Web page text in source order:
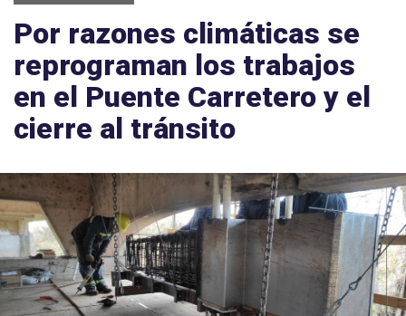
Por razones climáticas se
reprograman los trabajos
en el Puente Carretero y el
cierre al tránsito